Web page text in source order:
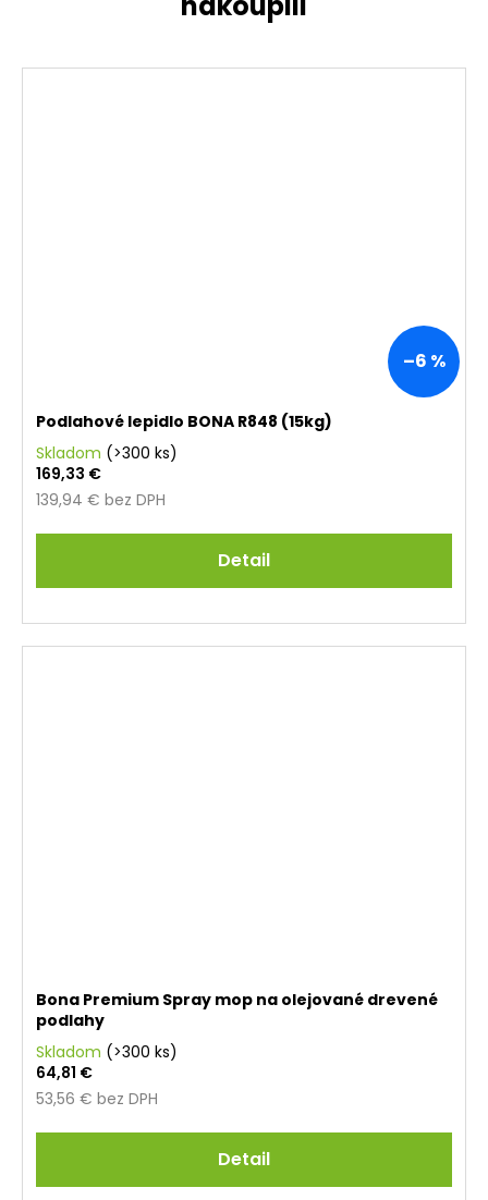
–6 %
Podlahové lepidlo BONA R848 (15kg)
Skladom (>300 ks)
139,94 € bez DPH
169,33 €
Detail
Bona Premium Spray mop na olejované drevené
podlahy
Skladom (>300 ks)
53,56 € bez DPH
64,81 €
Detail